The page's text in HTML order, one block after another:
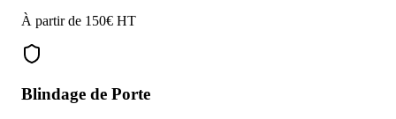
À partir de 150€ HT
Blindage de Porte